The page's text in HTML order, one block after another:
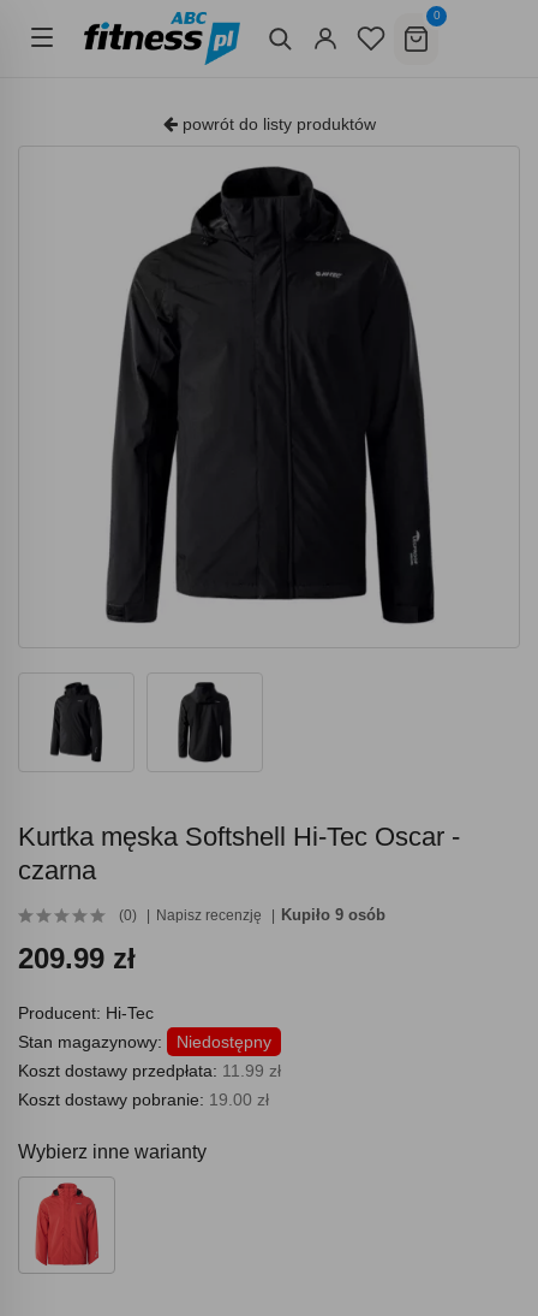
0
powrót do listy produktów
Kurtka męska Softshell Hi-Tec Oscar -
czarna
(0) Napisz recenzję Kupiło 9 osób
209.99 zł
Producent: Hi-Tec
Stan magazynowy:
Niedostępny
Koszt dostawy przedpłata: 11.99 zł
Koszt dostawy pobranie: 19.00 zł
Wybierz inne warianty